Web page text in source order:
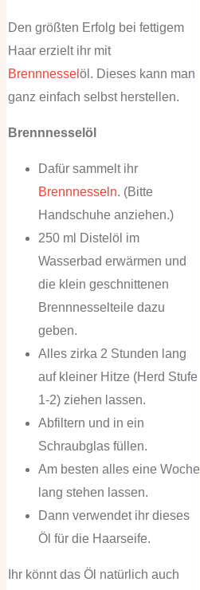
Den größten Erfolg bei fettigem
Haar erzielt ihr mit
Brennnessel öl. Dieses kann man
ganz einfach selbst herstellen.
Brennnesselöl
Dafür sammelt ihr
Brennnesseln. (Bitte
Handschuhe anziehen.)
250 ml Distelöl im
Wasserbad erwärmen und
die klein geschnittenen
Brennnesselteile dazu
geben.
Alles zirka 2 Stunden lang
auf kleiner Hitze (Herd Stufe
1-2) ziehen lassen.
Abfiltern und in ein
Schraubglas füllen.
Am besten alles eine Woche
lang stehen lassen.
Dann verwendet ihr dieses
Öl für die Haarseife.
Ihr könnt das Öl natürlich auch